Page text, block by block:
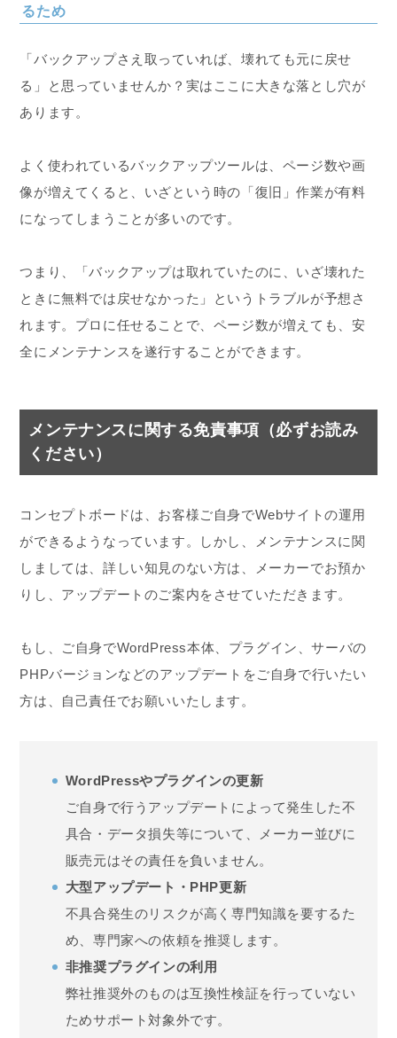
るため
「バックアップさえ取っていれば、壊れても元に戻せ
る」と思っていませんか？実はここに大きな落とし穴が
あります。
よく使われているバックアップツールは、ページ数や画
像が増えてくると、いざという時の「復旧」作業が有料
になってしまうことが多いのです。
つまり、「バックアップは取れていたのに、いざ壊れた
ときに無料では戻せなかった」というトラブルが予想さ
れます。プロに任せることで、ページ数が増えても、安
全にメンテナンスを遂行することができます。
メンテナンスに関する免責事項（必ずお読み
ください）
コンセプトボードは、お客様ご自身でWebサイトの運用
ができるようなっています。しかし、メンテナンスに関
しましては、詳しい知見のない方は、メーカーでお預か
りし、アップデートのご案内をさせていただきます。
もし、ご自身でWordPress本体、プラグイン、サーバの
PHPバージョンなどのアップデートをご自身で行いたい
方は、自己責任でお願いいたします。
WordPressやプラグインの更新
ご自身で行うアップデートによって発生した不
具合・データ損失等について、メーカー並びに
販売元はその責任を負いません。
大型アップデート・PHP更新
不具合発生のリスクが高く専門知識を要するた
め、専門家への依頼を推奨します。
非推奨プラグインの利用
弊社推奨外のものは互換性検証を行っていない
ためサポート対象外です。